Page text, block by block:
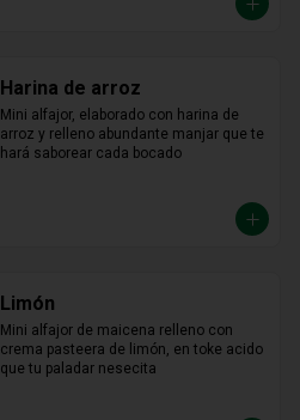
Harina de arroz
Mini alfajor, elaborado con harina de
arroz y relleno abundante manjar que te
hará saborear cada bocado
Limón
Mini alfajor de maicena relleno con
crema pasteera de limón, en toke acido
que tu paladar nesecita